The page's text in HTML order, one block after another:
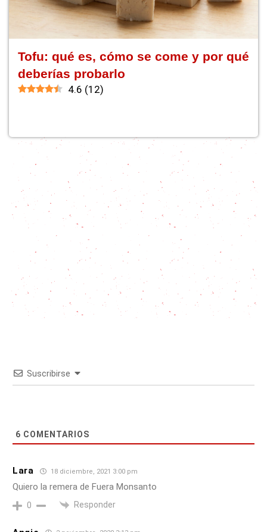
Tofu: qué es, cómo se come y por qué
deberías probarlo
4.6 (12)
Suscribirse
6 COMENTARIOS
Lara 18 diciembre, 2021 3:00 pm
Quiero la remera de Fuera Monsanto
0 Responder